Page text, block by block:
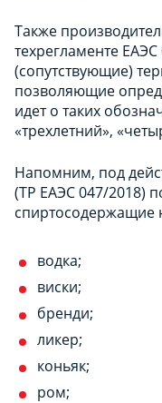
Также
техрегламенте
(сопутствующие)
позволяющие
идет о таких
«трехлетний»,
Напомним, под
(ТР ЕАЭС 047/2018)
спиртосодержащие
водка;
виски;
бренди;
ликер;
коньяк;
ром;